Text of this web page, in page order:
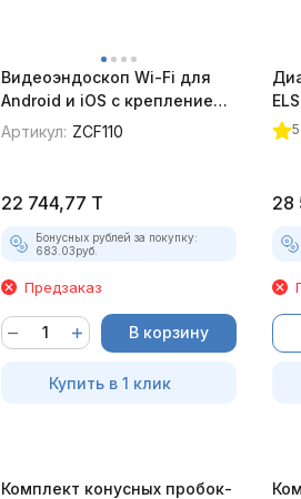
Видеоэндоскоп Wi-Fi для
Android и iOS с креплением
для смартфона
Артикул: ZCF110
22 744,77 T
Бонусных рублей за покупку:
683.03руб.
Предзаказ
В корзину
Купить в 1 клик
28
Комплект конусных пробок-